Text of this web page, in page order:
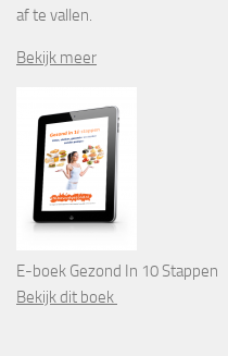
af te vallen.
Bekijk meer
E-boek Gezond In 10 Stappen
Bekijk dit boek